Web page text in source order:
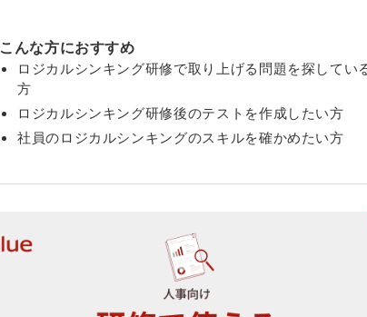
こんな方におすすめ
ロジカルシンキング研修で取り上げる問題を探してい
方
ロジカルシンキング研修後のテストを作成したい方
社員のロジカルシンキングのスキルを確かめたい方